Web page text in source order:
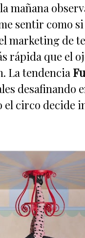
mañana
sentir como
marketing de
rápida que el
La tendencia
desafinando
el circo decide